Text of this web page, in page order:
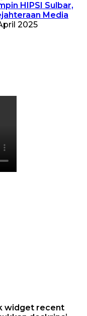
HIPSI Sulbar,
Media
2025
widget recent